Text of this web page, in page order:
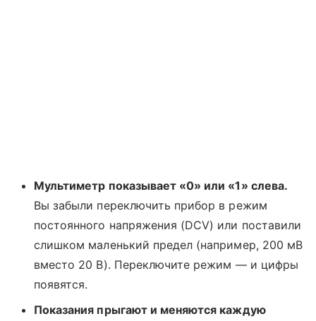
Мультиметр показывает «0» или «1» слева.
Вы забыли переключить прибор в режим
постоянного напряжения (DCV) или поставили
слишком маленький предел (например, 200 мВ
вместо 20 В). Переключите режим — и цифры
появятся.
Показания прыгают и меняются каждую